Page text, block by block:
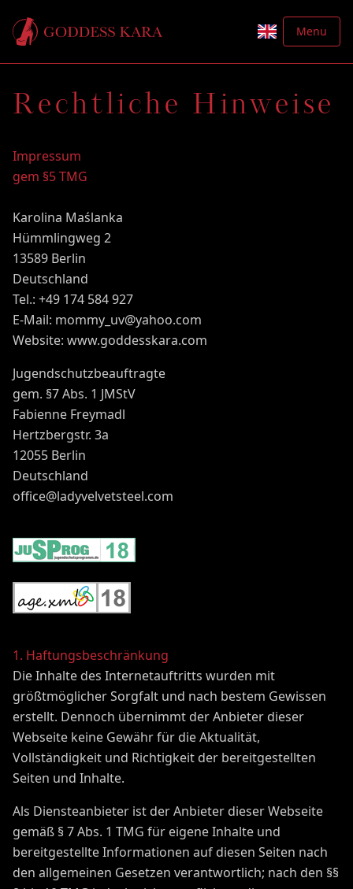
Menu
Rechtliche Hinweise
Impressum
gem §5 TMG
Karolina Maślanka
Hümmlingweg 2
13589 Berlin
Deutschland
Tel.: +49 174 584 927
E-Mail: mommy_uv@yahoo.com
Website: www.goddesskara.com
Jugendschutzbeauftragte
gem. §7 Abs. 1 JMStV
Fabienne Freymadl
Hertzbergstr. 3a
12055 Berlin
Deutschland
office@ladyvelvetsteel.com
1. Haftungsbeschränkung
Die Inhalte des Internetauftritts wurden mit
größtmöglicher Sorgfalt und nach bestem Gewissen
erstellt. Dennoch übernimmt der Anbieter dieser
Webseite keine Gewähr für die Aktualität,
Vollständigkeit und Richtigkeit der bereitgestellten
Seiten und Inhalte.
Als Diensteanbieter ist der Anbieter dieser Webseite
gemäß § 7 Abs. 1 TMG für eigene Inhalte und
bereitgestellte Informationen auf diesen Seiten nach
den allgemeinen Gesetzen verantwortlich; nach den §§